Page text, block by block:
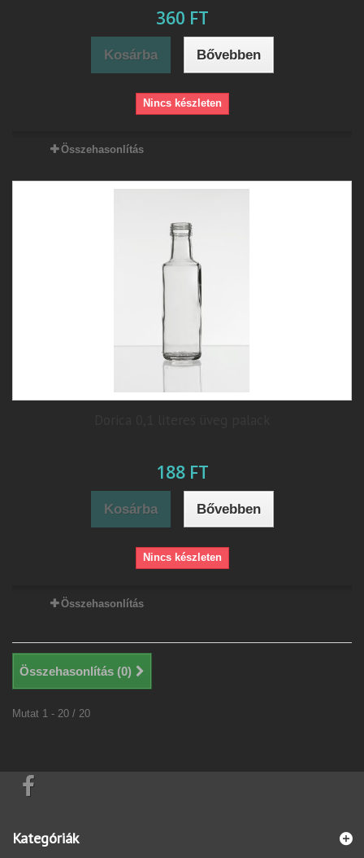
360 FT
Kosárba Bővebben
Nincs készleten
Összehasonlítás
188 FT
Kosárba Bővebben
Nincs készleten
Összehasonlítás
Összehasonlítás (0)
Mutat 1 - 20 / 20
Kategóriák